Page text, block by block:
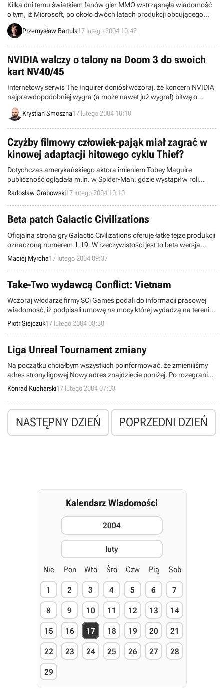
już niecierpliwie na sequel. Co ważne jednak, o popularności serii
świadczy też aktywność jej miłośników, którzy ciągle tworzą i
umieszczają w internecie najróżniejsze, małe i większe, dodatki.
Jednym z nich jest właśnie „Slice City”.
Kilka dni temu światkiem fanów gier MMO wstrząsnęła wiadomość
o tym, iż Microsoft, po około dwóch latach produkcji obcującego
MMOcRPG, Mythica, po prostu ją zawiesił. Oficjalną przyczyną tej
decyzji jest mała opłacalność projektu, zważywszy na ilość
do czynienia, w chwili gdy koncern EA zrezygnował z gry Ultima
Online 2. Jednakże krążące tu i ówdzie nieoficjalne informacje
Przemysław Bartula17 lutego 2004 10:42
NVIDIA walczy o talony na Doom 3 do swoich
kart NV40/45
Internetowy serwis The Inquirer doniósł wczoraj, że koncern NVIDIA
najprawdopodobniej wygra (a może nawet już wygrał) bitwę o
darmowe talony na grę Doom 3, które mają być dodawane do
opakowań z kartami NV40 i NV45.
Krystian Smoszna17 lutego 2004 10:10
Czyżby filmowy człowiek-pająk miał zagrać w
kinowej adaptacji hitowego cyklu Thief?
Dotychczas amerykańskiego aktora imieniem Tobey Maguire
publiczność oglądała m.in. w Spider-Man, gdzie wystąpił w roli
głównej, jak również w Wonder Boys (Cudowni chłopcy) i
Deconstructing Harry (Przejrzeć Harry’ego). Według ostatnich
wiadomości z renomowanego zachodniego magazynu
elektroniczno-rozrywkowego pt. PC Gamer, rzeczony osobnik
prawdopodobnie zostanie obsadzony w filmowej adaptacji
popularnego cyklu Thief (premiera PeCetowej edycji części trzeciej w
połowie bieżącego roku).
Radosław Grabowski17 lutego 2004 10:10
Beta patch Galactic Civilizations
Oficjalna strona gry Galactic Civilizations oferuje łatkę tejże produkcji
oznaczoną numerem 1.19. W rzeczywistości jest to beta wersja
patcha 1.2, który pojawi się już w czwartek. Wraz z jego
opublikowaniem dostępna będzie pełna lista poprawek i ulepszeń,
które zawiera ta łatka. Patch 1.2 będzie ostatnią łatą, która zostanie
opublikowana do podstawowej wersji Galactic Civilizations, kolejne
poprawki ukażą się wraz z wydaniem rozszerzenia, Altarian
Prophecy.
Maciej Myrcha17 lutego 2004 09:37
Take-Two wydawcą Conflict: Vietnam
Wczoraj włodarze firmy SCi Games podali do informacji prasowej
wiadomość, iż podpisali umowę na mocy której wydadzą na terenie
Ameryki Północnej kolejną część z popularnej serii Conflict - Conflict:
Desert Storm oraz Conflict: Desert Storm II – Back to Baghdad
noszącej podtytuł Vietnam. Drugim partnerem, który przyczyni się do
ukazania się gry na rynku jest korporacja Take-Two Interactive
Software.
Piotr Siejczuk17 lutego 2004 08:30
Liga Unreal Tournament zmiany
Na początku chciałbym wszystkich poinformować, że zmieniliśmy
adres strony ligowej Nowy adres znajdziecie poniżej. Po rozegraniu
5 kolejki ligowej, którą opisywałem w zeszłym miesiącu znów
mieliśmy przerwę, tym razem trwała ona aż miesiąc a
spowodowana była feriami zimowymi. W ciągu tej przerwy tak jak i
poprzednio nastąpiło kilka zmian.
Konrad Kucharski17 lutego 2004 07:03
NASTĘPNY DZIEŃ POPRZEDNI DZIEŃ
Kalendarz Wiadomości
2004
luty
Nie Pon Wto Śro Czw Pią Sob
1 2 3 4 5 6 7
8 9 10 11 12 13 14
15 16 17 18 19 20 21
22 23 24 25 26 27 28
29